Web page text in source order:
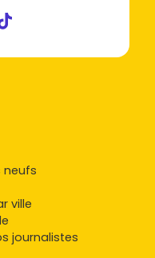
neufs
ville
journalistes